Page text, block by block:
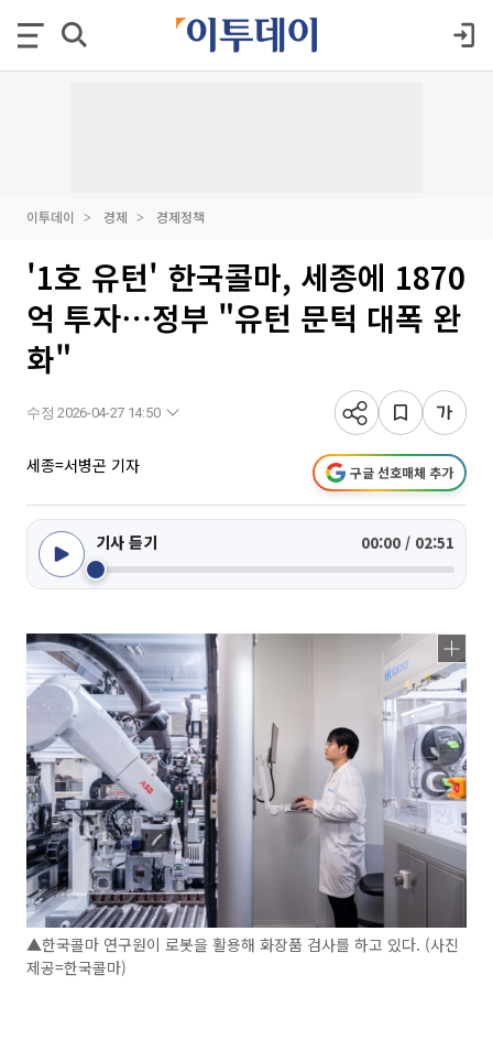
이투데이 경제 경제정책
'1호 유턴' 한국콜마, 세종에 1870
억 투자⋯정부 "유턴 문턱 대폭 완
화"
수정 2026-04-27 14:50
세종=서병곤 기자 구글 선호매체 추가
기사 듣기 00:00 / 02:51
▲한국콜마 연구원이 로봇을 활용해 화장품 검사를 하고 있다. (사진
제공=한국콜마)